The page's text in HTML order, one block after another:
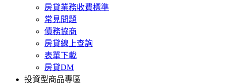
房貸業務收費標準
常見問題
債務協商
房貸線上查詢
表單下載
房貸DM
投資型商品專區